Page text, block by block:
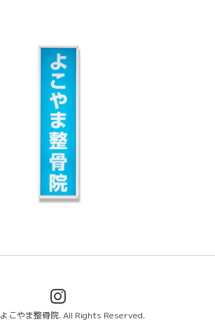
よこやま整骨院. All Rights Reserved.